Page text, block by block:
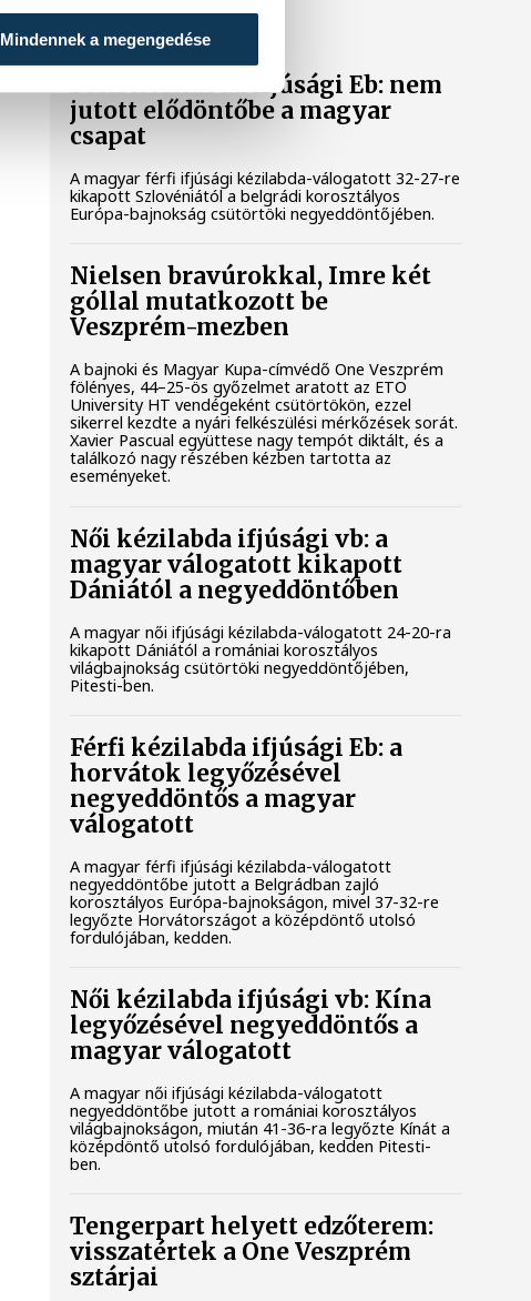
Mindennek a megengedése
Férfi kézilabda ifjúsági Eb: nem
jutott elődöntőbe a magyar
csapat
A magyar férfi ifjúsági kézilabda-válogatott 32-27-re
kikapott Szlovéniától a belgrádi korosztályos
Európa-bajnokság csütörtöki negyeddöntőjében.
Nielsen bravúrokkal, Imre két
góllal mutatkozott be
Veszprém-mezben
A bajnoki és Magyar Kupa-címvédő One Veszprém
fölényes, 44–25-ös győzelmet aratott az ETO
University HT vendégeként csütörtökön, ezzel
sikerrel kezdte a nyári felkészülési mérkőzések sorát.
Xavier Pascual együttese nagy tempót diktált, és a
találkozó nagy részében kézben tartotta az
eseményeket.
Női kézilabda ifjúsági vb: a
magyar válogatott kikapott
Dániától a negyeddöntőben
A magyar női ifjúsági kézilabda-válogatott 24-20-ra
kikapott Dániától a romániai korosztályos
világbajnokság csütörtöki negyeddöntőjében,
Pitesti-ben.
Férfi kézilabda ifjúsági Eb: a
horvátok legyőzésével
negyeddöntős a magyar
válogatott
A magyar férfi ifjúsági kézilabda-válogatott
negyeddöntőbe jutott a Belgrádban zajló
korosztályos Európa-bajnokságon, mivel 37-32-re
legyőzte Horvátországot a középdöntő utolsó
fordulójában, kedden.
Női kézilabda ifjúsági vb: Kína
legyőzésével negyeddöntős a
magyar válogatott
A magyar női ifjúsági kézilabda-válogatott
negyeddöntőbe jutott a romániai korosztályos
világbajnokságon, miután 41-36-ra legyőzte Kínát a
középdöntő utolsó fordulójában, kedden Pitesti-
ben.
Tengerpart helyett edzőterem:
visszatértek a One Veszprém
sztárjai